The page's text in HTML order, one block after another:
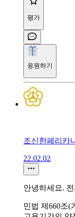
평가
응원하기
조신한페리카
22.02.02
안녕하세요.
민법 제660조